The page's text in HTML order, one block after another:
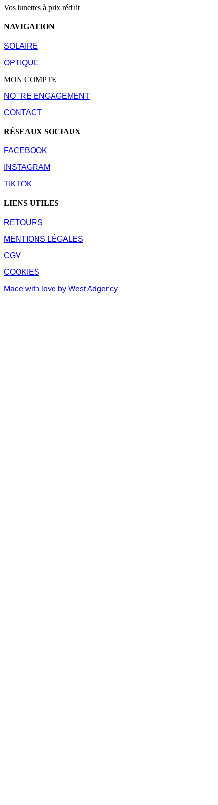
Vos lunettes à prix réduit
NAVIGATION
SOLAIRE
OPTIQUE
MON COMPTE
NOTRE ENGAGEMENT
CONTACT
RÉSEAUX SOCIAUX
FACEBOOK
INSTAGRAM
TIKTOK
LIENS UTILES
RETOURS
MENTIONS LÉGALES
CGV
COOKIES
Made with love by West Adgency